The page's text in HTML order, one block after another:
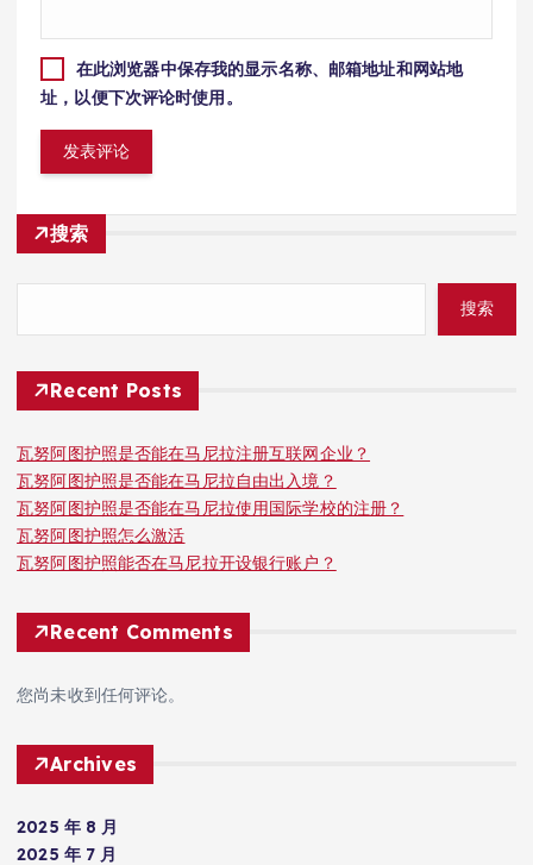
在此浏览器中保存我的显示名称、邮箱地址和网站地
址，以便下次评论时使用。
搜索
搜索
Recent Posts
瓦努阿图护照是否能在马尼拉注册互联网企业？
瓦努阿图护照是否能在马尼拉自由出入境？
瓦努阿图护照是否能在马尼拉使用国际学校的注册？
瓦努阿图护照怎么激活
瓦努阿图护照能否在马尼拉开设银行账户？
Recent Comments
您尚未收到任何评论。
Archives
2025 年 8 月
2025 年 7 月